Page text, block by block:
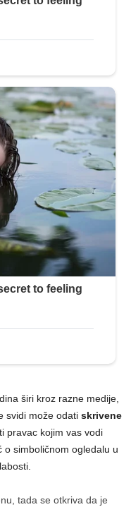
širi kroz razne medije,
svidi može odati skrivene
pravac kojim vas vodi
o simboličnom ogledalu u
tada se otkriva da je